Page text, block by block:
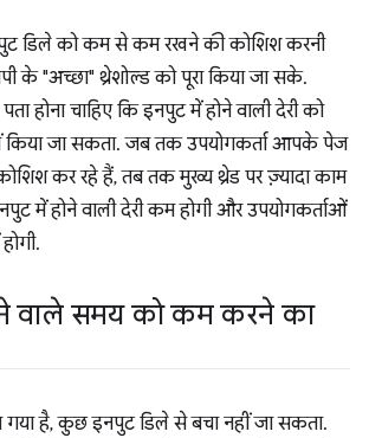
डिले को कम से कम रखने की कोशिश करनी
के "अच्छा" थ्रेशोल्ड को पूरा किया जा सके.
होना चाहिए कि इनपुट में होने वाली देरी को
किया जा सकता. जब तक उपयोगकर्ता आपके पेज
कर रहे हैं, तब तक मुख्य थ्रेड पर ज़्यादा काम
में होने वाली देरी कम होगी और उपयोगकर्ताओं
वाले समय को कम करने का
गया है, कुछ इनपुट डिले से बचा नहीं जा सकता.